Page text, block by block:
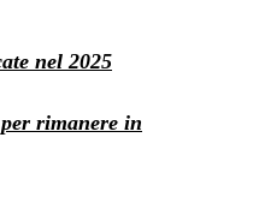
nel 2025
rimanere in